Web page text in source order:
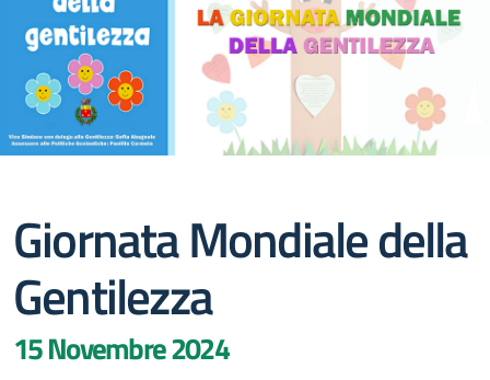
Giornata Mondiale della
Gentilezza
15 Novembre 2024